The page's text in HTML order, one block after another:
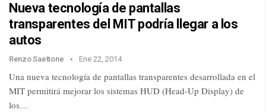
Nueva tecnología de pantallas
transparentes del MIT podría llegar a los
autos
Renzo Saettone Ene 22, 2014
Una nueva tecnología de pantallas transparentes desarrollada en el
MIT permitirá mejorar los sistemas HUD (Head-Up Display) de
los…